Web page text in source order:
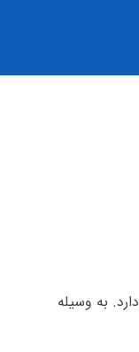
به وسیله